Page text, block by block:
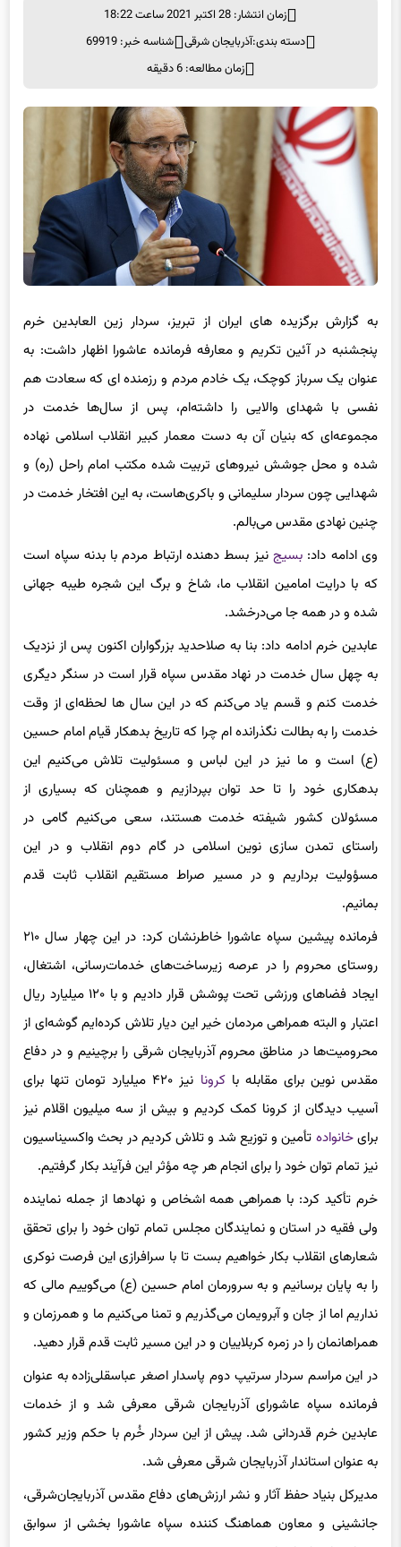
دسته بندی:آذربایجان شرقی شناسه خبر: 69919
زمان مطالعه: 6 دقیقه
پنجشنبه در آئین تکریم و معارفه فرمانده عاشورا اظهار داشت: به
عنوان یک سرباز کوچک، یک خادم مردم و رزمنده ای که سعادت هم
نفسی با شهدای والایی را داشته‌ام، پس از سال‌ها خدمت در
مجموعه‌ای که بنیان آن به دست معمار کبیر انقلاب اسلامی نهاده
شده و محل جوشش نیروهای تربیت شده مکتب امام راحل (ره) و
شهدایی چون سردار سلیمانی و باکری‌هاست، به این افتخار خدمت در
چنین نهادی مقدس می‌بالم.
وی ادامه داد:بسیجنیز بسط دهنده ارتباط مردم با بدنه سپاه است
که با درایت امامین انقلاب ما، شاخ و برگ این شجره طیبه جهانی
شده و در همه جا می‌درخشد.
عابدین خرم ادامه داد: بنا به صلاحدید بزرگواران اکنون پس از نزدیک
به چهل سال خدمت در نهاد مقدس سپاه قرار است در سنگر دیگری
خدمت کنم و قسم یاد می‌کنم که در این سال ها لحظه‌ای از وقت
خدمت را به بطالت نگذرانده ام چرا که تاریخ بدهکار قیام امام حسین
(ع) است و ما نیز در این لباس و مسئولیت تلاش می‌کنیم این
بدهکاری خود را تا حد توان بپردازیم و همچنان که بسیاری از
مسئولان کشور شیفته خدمت هستند، سعی می‌کنیم گامی در
راستای تمدن سازی نوین اسلامی در گام دوم انقلاب و در این
مسؤولیت برداریم و در مسیر صراط مستقیم انقلاب ثابت قدم
بمانیم.
روستای محروم را در عرصه زیرساخت‌های خدمات‌رسانی، اشتغال،
ایجاد فضاهای ورزشی تحت پوشش قرار دادیم و با ۱۲۰ میلیارد ریال
اعتبار و البته همراهی مردمان خیر این دیار تلاش کرده‌ایم گوشه‌ای از
محرومیت‌ها در مناطق محروم آذربایجان شرقی را برچینیم و در دفاع
مقدس نوین برای مقابله باکرونا
نیز ۴۲۰ میلیارد تومان تنها برای
آسیب دیدگان از کرونا کمک کردیم و بیش از سه میلیون اقلام نیز
برایخانوادهتأمین و توزیع شد و تلاش کردیم در بحث واکسیناسیون
نیز تمام توان خود را برای انجام هر چه مؤثر این فرآیند بکار گرفتیم.
خرم تأکید کرد: با همراهی همه اشخاص و نهادها از جمله نماینده
ولی فقیه در استان و نمایندگان مجلس تمام توان خود را برای تحقق
شعارهای انقلاب بکار خواهیم بست تا با سرافرازی این فرصت نوکری
را به پایان برسانیم و به سرورمان امام حسین (ع) می‌گوییم مالی که
نداریم اما از جان و آبرویمان می‌گذریم و تمنا می‌کنیم ما و همرزمان و
همراهانمان را در زمره کربلاییان و در این مسیر ثابت قدم قرار دهید.
در این مراسم سردار سرتیپ دوم پاسدار اصغر عباسقلی‌زاده به عنوان
فرمانده سپاه عاشورای آذربایجان شرقی معرفی شد و از خدمات
عابدین خرم قدردانی شد. پیش از این سردار خُرم با حکم وزیر کشور
به عنوان استاندار آذربایجان شرقی معرفی شد.
مدیرکل بنیاد حفظ آثار و نشر ارزش‌های دفاع مقدس آذربایجان‌شرقی،
جانشینی و معاون هماهنگ کننده سپاه عاشورا بخشی از سوابق
سردار عباسقلی‌زاده است.